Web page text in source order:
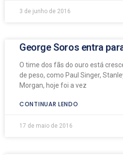
3 de junho de 2016
George Soros entra
O time dos fãs do ouro está
de peso, como Paul Singer,
Morgan, hoje foi a vez
CONTINUAR LENDO
17 de maio de 2016